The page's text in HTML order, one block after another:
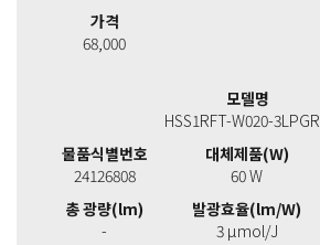
가격
68,000
모델명
HSS1RFT-W020-
물품식별번호
24126808
대체제품(W)
60 W
총 광량(lm)
-
발광효율(lm/W)
3 μmol/J